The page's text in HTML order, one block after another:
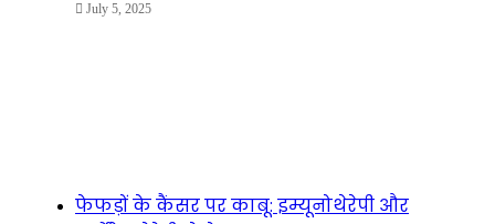
July 5, 2025
फेफड़ों के कैंसर पर काबू: इम्यूनोथेरेपी और